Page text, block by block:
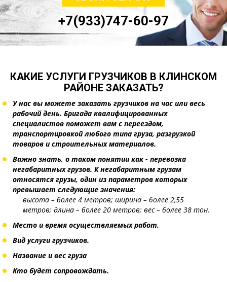
+7(933)747-60-97
КАКИЕ УСЛУГИ ГРУЗЧИКОВ В КЛИНСКОМ
РАЙОНЕ ЗАКАЗАТЬ?
У нас вы можете заказать грузчиков на час или весь
рабочий день. Бригада квалифицированных
специалистов поможет вам с переездом,
транспортировкой любого типа груза, разгрузкой
товаров и строительных материалов.
Важно знать, о таком понятии как - перевозка
негабаритных грузов. К негабаритным грузам
относятся грузы, один из параметров которых
превышает следующие значения:
высота – более 4 метров; ширина – более 2,55
метров; длина – более 20 метров; вес – более 38 тон.
Место и время осуществляемых работ.
Вид услуги грузчиков.
Название и вес груза
Кто будет сопровождать.